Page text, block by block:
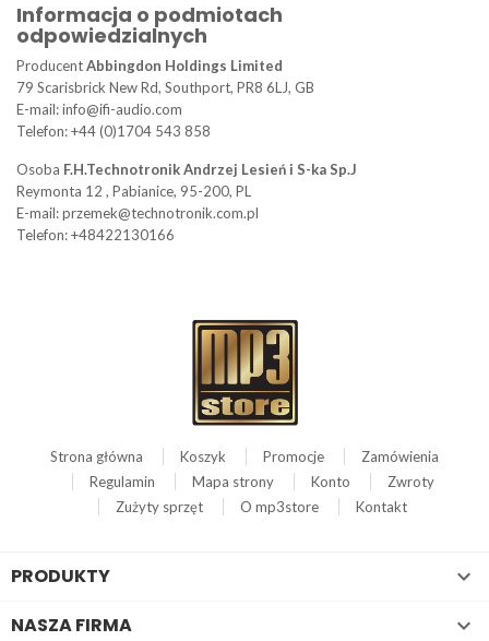
Informacja o podmiotach
odpowiedzialnych
ProducentAbbingdon Holdings Limited
79 Scarisbrick New Rd, Southport, PR8 6LJ, GB
E-mail: info@ifi-audio.com
Telefon: +44 (0)1704 543 858
Osoba F.H.Technotronik Andrzej Lesień i S-ka Sp.J
Reymonta 12 , Pabianice, 95-200, PL
E-mail: przemek@technotronik.com.pl
Telefon: +48422130166
Strona główna Koszyk Promocje
Zamówienia
Regulamin
Mapa strony Konto
Zwroty
Zużyty sprzęt
O mp3store Kontakt
PRODUKTY 
NASZA FIRMA 